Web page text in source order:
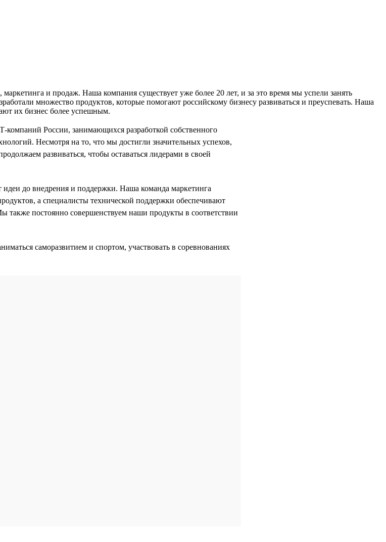
и продаж. Наша компания существует уже более 20 лет, и за это время мы успели занять
множество продуктов, которые помогают российскому бизнесу развиваться и преуспевать. Наша
их бизнес более успешным.
России, занимающихся разработкой собственного
Несмотря на то, что мы достигли значительных успехов,
развиваться, чтобы оставаться лидерами в своей
идеи до внедрения и поддержки. Наша команда маркетинга
а специалисты технической поддержки обеспечивают
также постоянно совершенствуем наши продукты в соответствии
саморазвитием и спортом, участвовать в соревнованиях